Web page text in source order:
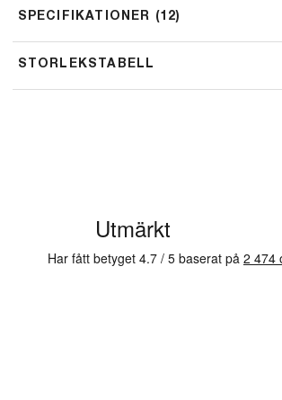
SPECIFIKATIONER 12
STORLEKSTABELL